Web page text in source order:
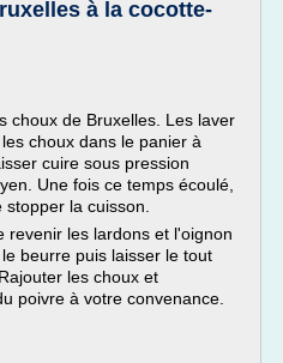
à la cocotte-
choux de Bruxelles. Les laver
choux dans le panier à
cuire sous pression
Une fois ce temps écoulé,
la cuisson.
revenir les lardons et l'oignon
beurre puis laisser le tout
les choux et
poivre à votre convenance.